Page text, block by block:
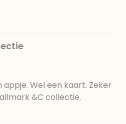
Wel een kaart. Zeker
&C collectie.